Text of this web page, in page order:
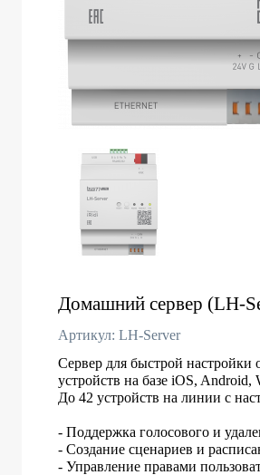
Домашний сервер (LH-
Артикул: LH-Server
Сервер для быстрой настройки
устройств на базе iOS, Android,
До 42 устройств на линии с
- Поддержка голосового и
- Создание сценариев и
- Управление правами